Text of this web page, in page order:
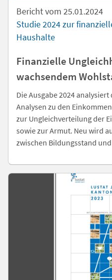
Bericht vom 25.01.2024
Studie 2024 zur
Haushalte
Finanzielle
wachsendem
Die Ausgabe 2024
Analysen zu den
zur Ungleichverteilung der
sowie zur Armut. Neu wird
zwischen Bildungsstand